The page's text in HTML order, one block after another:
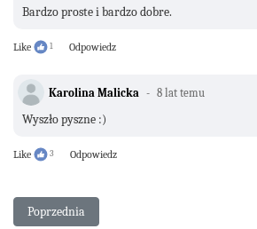
Bardzo proste i bardzo dobre.
Like 1 Odpowiedz
Karolina Malicka 8 lat temu
Wyszło pyszne :)
Like 3 Odpowiedz
Poprzednia strona: Brownie bez pieczenia
Poprzednia